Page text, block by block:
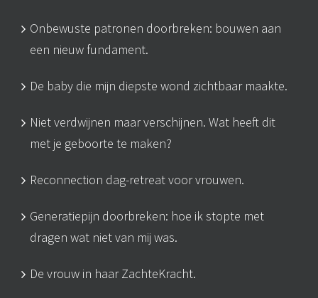
Onbewuste patronen doorbreken: bouwen aan
een nieuw fundament.
De baby die mijn diepste wond zichtbaar maakte.
Niet verdwijnen maar verschijnen. Wat heeft dit
met je geboorte te maken?
Reconnection dag-retreat voor vrouwen.
Generatiepijn doorbreken: hoe ik stopte met
dragen wat niet van mij was.
De vrouw in haar ZachteKracht.